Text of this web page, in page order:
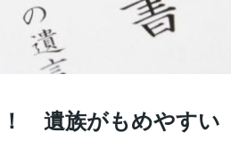
遺族がもめやすい